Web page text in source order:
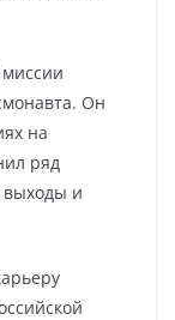
Он
на
ряд
выходы и